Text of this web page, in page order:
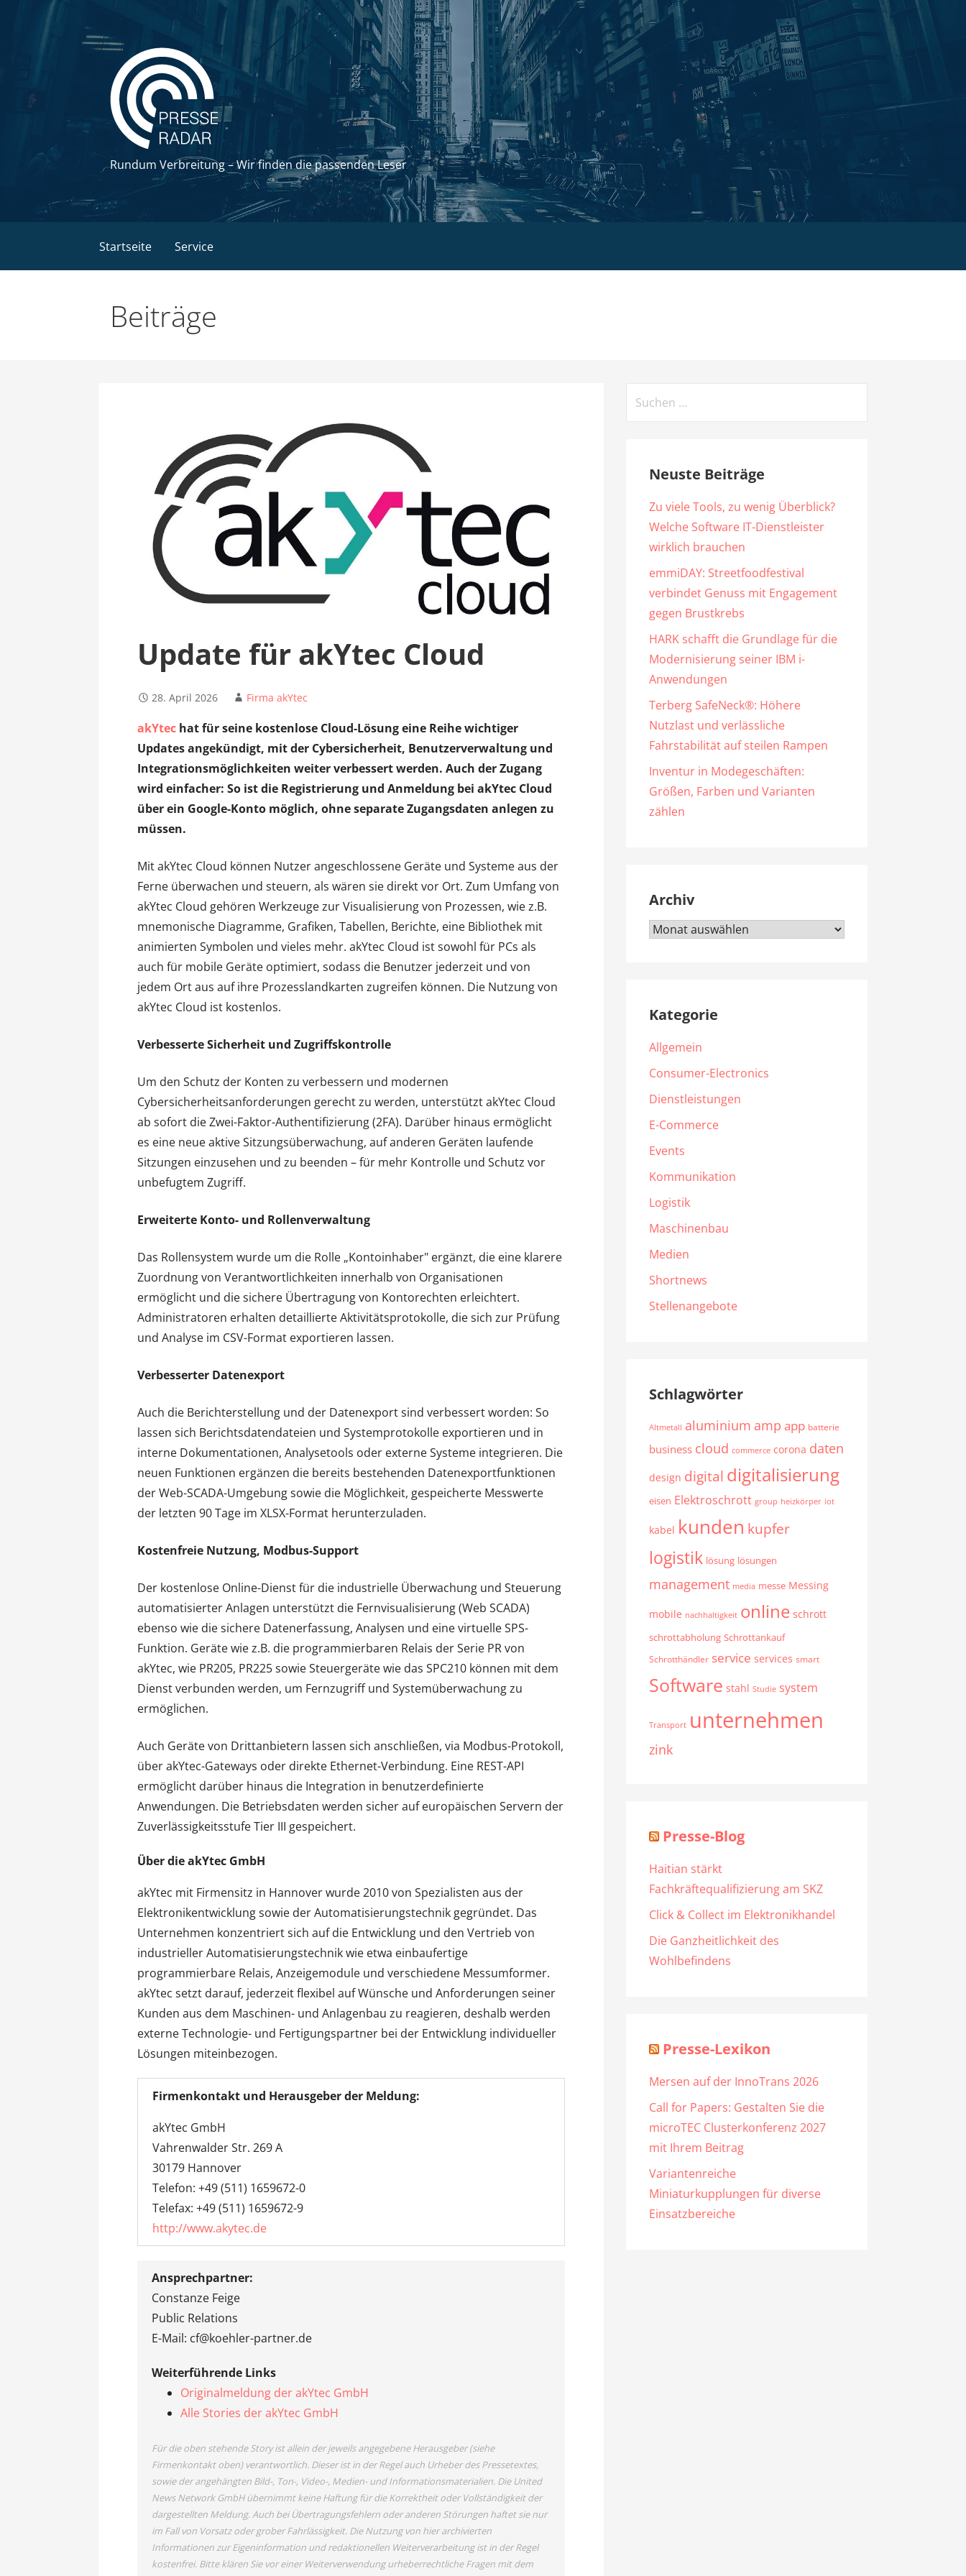
Rundum Verbreitung – Wir finden die passenden Leser
Startseite Service
Beiträge
Update für akYtec Cloud
28. April 2026 Firma akYtec
akYtec hat für seine kostenlose Cloud-Lösung eine Reihe wichtiger
Updates angekündigt, mit der Cybersicherheit, Benutzerverwaltung und
Integrationsmöglichkeiten weiter verbessert werden. Auch der Zugang
wird einfacher: So ist die Registrierung und Anmeldung bei akYtec Cloud
über ein Google-Konto möglich, ohne separate Zugangsdaten anlegen zu
müssen.
Mit akYtec Cloud können Nutzer angeschlossene Geräte und Systeme aus der
Ferne überwachen und steuern, als wären sie direkt vor Ort. Zum Umfang von
akYtec Cloud gehören Werkzeuge zur Visualisierung von Prozessen, wie z.B.
mnemonische Diagramme, Grafiken, Tabellen, Berichte, eine Bibliothek mit
animierten Symbolen und vieles mehr. akYtec Cloud ist sowohl für PCs als
auch für mobile Geräte optimiert, sodass die Benutzer jederzeit und von
jedem Ort aus auf ihre Prozesslandkarten zugreifen können. Die Nutzung von
akYtec Cloud ist kostenlos.
Verbesserte Sicherheit und Zugriffskontrolle
Um den Schutz der Konten zu verbessern und modernen
Cybersicherheitsanforderungen gerecht zu werden, unterstützt akYtec Cloud
ab sofort die Zwei-Faktor-Authentifizierung (2FA). Darüber hinaus ermöglicht
es eine neue aktive Sitzungsüberwachung, auf anderen Geräten laufende
Sitzungen einzusehen und zu beenden – für mehr Kontrolle und Schutz vor
unbefugtem Zugriff.
Erweiterte Konto- und Rollenverwaltung
Das Rollensystem wurde um die Rolle „Kontoinhaber" ergänzt, die eine klarere
Zuordnung von Verantwortlichkeiten innerhalb von Organisationen
ermöglicht und die sichere Übertragung von Kontorechten erleichtert.
Administratoren erhalten detaillierte Aktivitätsprotokolle, die sich zur Prüfung
und Analyse im CSV-Format exportieren lassen.
Verbesserter Datenexport
Auch die Berichterstellung und der Datenexport sind verbessert worden: So
lassen sich Berichtsdatendateien und Systemprotokolle exportieren und in
interne Dokumentationen, Analysetools oder externe Systeme integrieren. Die
neuen Funktionen ergänzen die bereits bestehenden Datenexportfunktionen
der Web-SCADA-Umgebung sowie die Möglichkeit, gespeicherte Messwerte
der letzten 90 Tage im XLSX-Format herunterzuladen.
Kostenfreie Nutzung, Modbus-Support
Der kostenlose Online-Dienst für die industrielle Überwachung und Steuerung
automatisierter Anlagen unterstützt die Fernvisualisierung (Web SCADA)
ebenso wie die sichere Datenerfassung, Analysen und eine virtuelle SPS-
Funktion. Geräte wie z.B. die programmierbaren Relais der Serie PR von
akYtec, wie PR205, PR225 sowie Steuergeräte wie das SPC210 können mit dem
Dienst verbunden werden, um Fernzugriff und Systemüberwachung zu
ermöglichen.
Auch Geräte von Drittanbietern lassen sich anschließen, via Modbus-Protokoll,
über akYtec-Gateways oder direkte Ethernet-Verbindung. Eine REST-API
ermöglicht darüber hinaus die Integration in benutzerdefinierte
Anwendungen. Die Betriebsdaten werden sicher auf europäischen Servern der
Zuverlässigkeitsstufe Tier III gespeichert.
Über die akYtec GmbH
akYtec mit Firmensitz in Hannover wurde 2010 von Spezialisten aus der
Elektronikentwicklung sowie der Automatisierungstechnik gegründet. Das
Unternehmen konzentriert sich auf die Entwicklung und den Vertrieb von
industrieller Automatisierungstechnik wie etwa einbaufertige
programmierbare Relais, Anzeigemodule und verschiedene Messumformer.
akYtec setzt darauf, jederzeit flexibel auf Wünsche und Anforderungen seiner
Kunden aus dem Maschinen- und Anlagenbau zu reagieren, deshalb werden
externe Technologie- und Fertigungspartner bei der Entwicklung individueller
Lösungen miteinbezogen.
Firmenkontakt und Herausgeber der Meldung:
akYtec GmbH
Vahrenwalder Str. 269 A
30179 Hannover
Telefon: +49 (511) 1659672-0
Telefax: +49 (511) 1659672-9
http://www.akytec.de
Ansprechpartner:
Constanze Feige
Public Relations
E-Mail: cf@koehler-partner.de
Weiterführende Links
Originalmeldung der akYtec GmbH
Alle Stories der akYtec GmbH
Für die oben stehende Story ist allein der jeweils angegebene Herausgeber (siehe
Firmenkontakt oben) verantwortlich. Dieser ist in der Regel auch Urheber des Pressetextes,
sowie der angehängten Bild-, Ton-, Video-, Medien- und Informationsmaterialien. Die United
News Network GmbH übernimmt keine Haftung für die Korrektheit oder Vollständigkeit der
dargestellten Meldung. Auch bei Übertragungsfehlern oder anderen Störungen haftet sie nur
im Fall von Vorsatz oder grober Fahrlässigkeit. Die Nutzung von hier archivierten
Informationen zur Eigeninformation und redaktionellen Weiterverarbeitung ist in der Regel
kostenfrei. Bitte klären Sie vor einer Weiterverwendung urheberrechtliche Fragen mit dem
Neuste Beiträge
Zu viele Tools, zu wenig Überblick?
Welche Software IT-Dienstleister
wirklich brauchen
emmiDAY: Streetfoodfestival
verbindet Genuss mit Engagement
gegen Brustkrebs
HARK schafft die Grundlage für die
Modernisierung seiner IBM i-
Anwendungen
Terberg SafeNeck®: Höhere
Nutzlast und verlässliche
Fahrstabilität auf steilen Rampen
Inventur in Modegeschäften:
Größen, Farben und Varianten
zählen
Archiv
Archiv
Kategorie
Allgemein
Consumer-Electronics
Dienstleistungen
E-Commerce
Events
Kommunikation
Logistik
Maschinenbau
Medien
Shortnews
Stellenangebote
Schlagwörter
Altmetall aluminium amp app batterie
business cloud commerce corona daten
design digital digitalisierung
eisen Elektroschrott group heizkörper iot
kabel kunden kupfer
logistik lösung lösungen
management media messe Messing
mobile nachhaltigkeit online schrott
schrottabholung Schrottankauf
Schrotthändler service services smart
Software stahl Studie system
Transport unternehmen
zink
Presse-Blog
Haitian stärkt
Fachkräftequalifizierung am SKZ
Click & Collect im Elektronikhandel
Die Ganzheitlichkeit des
Wohlbefindens
Presse-Lexikon
Mersen auf der InnoTrans 2026
Call for Papers: Gestalten Sie die
microTEC Clusterkonferenz 2027
mit Ihrem Beitrag
Variantenreiche
Miniaturkupplungen für diverse
Einsatzbereiche